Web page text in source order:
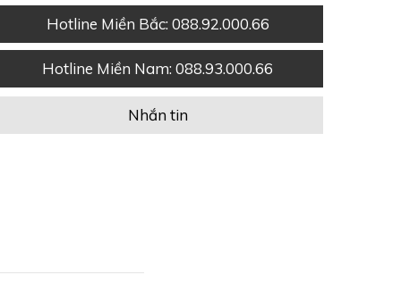
Hotline Miền Bắc: 088.92.000.66
Hotline Miền Nam: 088.93.000.66
Nhắn tin